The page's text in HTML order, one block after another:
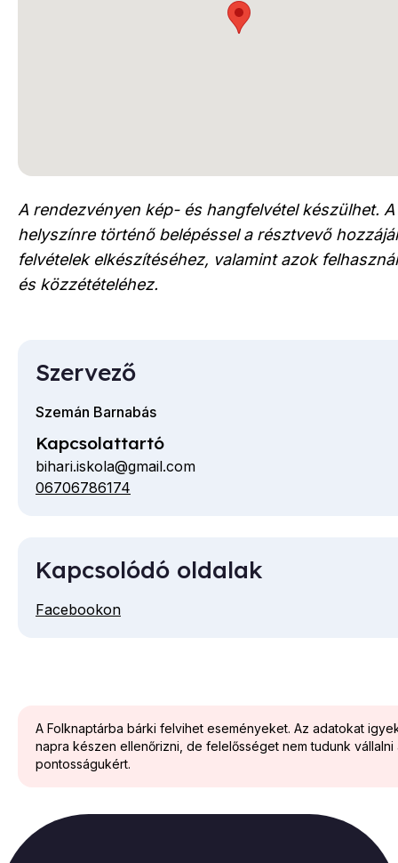
A rendezvényen kép- és hangfelvétel készülhet. A
helyszínre történő belépéssel a résztvevő
felvételek elkészítéséhez, valamint azok
és közzétételéhez.
A Folknaptárba bárki felvihet eseményeket. Az adatokat
napra készen ellenőrizni, de felelősséget nem tudunk vállalni
pontosságukért.
Szervező
Szemán Barnabás
Kapcsolattartó
bihari.iskola@gmail.com
Telefon
06706786174
Kapcsolódó oldalak
Facebookon